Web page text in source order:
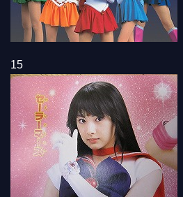
15